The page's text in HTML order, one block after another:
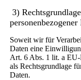
3)
personenbezogener
Soweit wir für
Daten eine
Art. 6 Abs. 1 lit. a
als Rechtsgrundlage
Daten.